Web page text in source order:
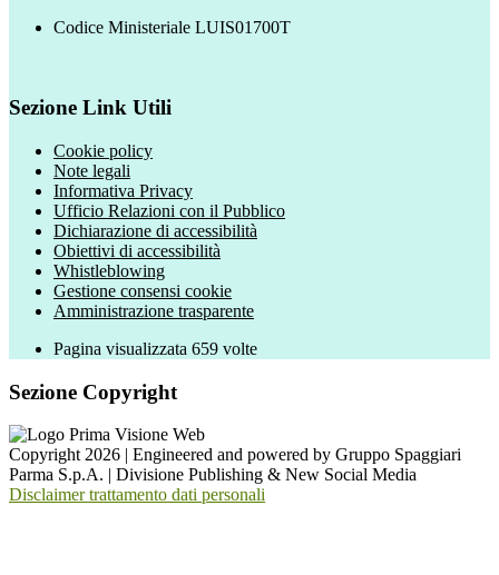
Codice Ministeriale LUIS01700T
Sezione Link Utili
Cookie policy
Note legali
Informativa Privacy
Ufficio Relazioni con il Pubblico
Dichiarazione di accessibilità
Obiettivi di accessibilità
Whistleblowing
Gestione consensi cookie
Amministrazione trasparente
Pagina visualizzata 659 volte
Sezione Copyright
Copyright 2026 | Engineered and powered by Gruppo Spaggiari
Parma S.p.A. | Divisione Publishing & New Social Media
Disclaimer trattamento dati personali